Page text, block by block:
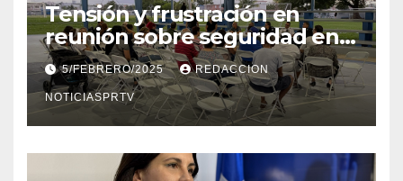
Tensión y frustración en
reunión sobre seguridad en
Reparto Metropolitano
5/FEBRERO/2025 REDACCION
NOTICIASPRTV